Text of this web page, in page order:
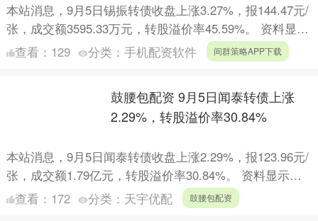
本站消息，9月5日锡振转债收盘上涨3.27%，报144.47元/
张，成交额3595.33万元，转股溢价率45.59%。 资料显
示，锡振转债信用级别为“AA-”，....
查看： 129 分类： 手机配资软件 间群策略APP下载
鼓腰包配资 9月5日闻泰转债上涨
2.29%，转股溢价率30.84%
本站消息，9月5日闻泰转债收盘上涨2.29%，报123.96元/
张，成交额1.79亿元，转股溢价率30.84%。 资料显示，
闻泰转债信用级别为“AA-”，债券期....
查看： 172 分类： 天宇优配 鼓腰包配资